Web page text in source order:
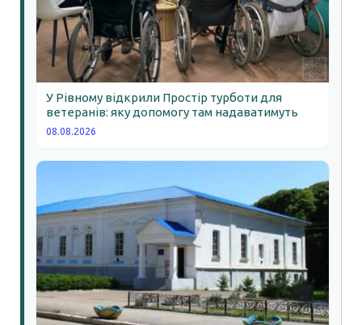
У Рівному відкрили Простір турботи для
ветеранів: яку допомогу там надаватимуть
08.08.2026